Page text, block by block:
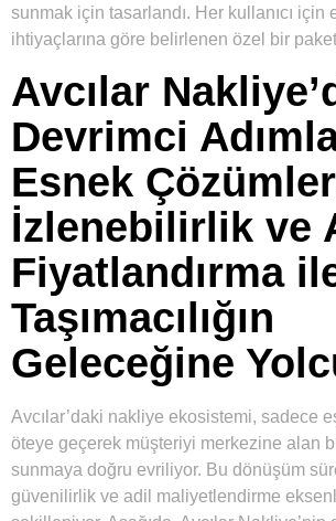
sunmak için tasarlandı. Her kullanıcı için
ihtiyaçlarına göre belirlenen özel bir
Avcılar
Devrimci
Esnek
İzlenebilirlik ve
Fiyatlandırma
Taşımacılığın
Geleceğine
Avcılar’daki nakliye ekosistemi, sadece
öteye geçerek müşteriyi merkezine alan
sunmaya doğru evriliyor. Bu dönüşüm
güvenilirlik ve adil maliyetlendirme